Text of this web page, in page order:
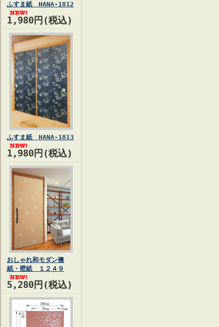
ふすま紙 HANA-1812
1,980円(税込)
ふすま紙 HANA-1813
1,980円(税込)
おしゃれ和モダン襖
紙・壁紙 １２４９
5,280円(税込)